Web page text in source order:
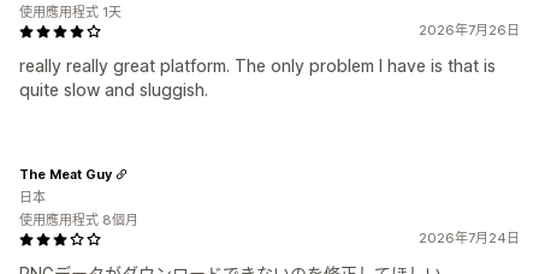
2026年7月26日
really really great platform. The only problem I have is that is
quite slow and sluggish.
使用應用程式 1天
2026年7月24日
The Meat Guy
日本
使用應用程式 8個月